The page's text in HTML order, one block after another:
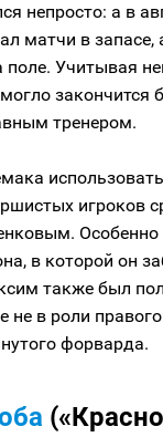
непросто: а в
матчи в запасе,
Учитывая
закончится
тренером.
игроков
в которой он
также был
не в роли
форварда.